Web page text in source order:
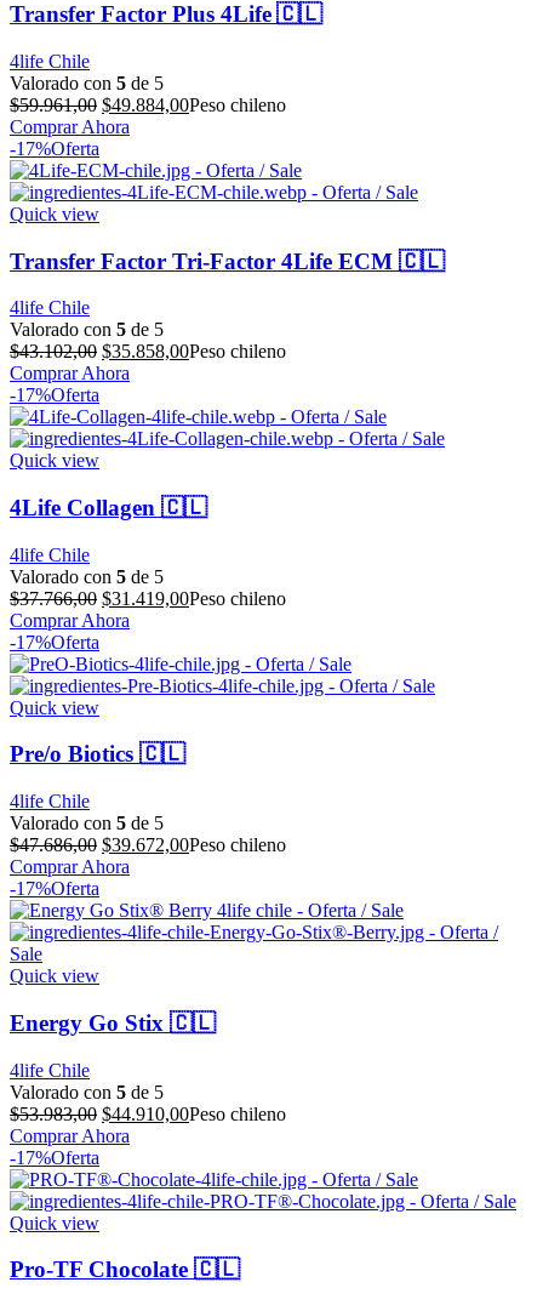
Transfer Factor Plus 4Life 🇨🇱
4life Chile
Valorado con 5 de 5
$59.961,00 El
precio
era:
$59.961,00.
$49.884,00El
es:
$49.884,00.
Peso chileno
Comprar Ahora
-17%Oferta
Quick view
Transfer Factor Tri-Factor 4Life ECM 🇨🇱
4life Chile
Valorado con 5 de 5
$43.102,00 El
precio
era:
$43.102,00.
$35.858,00El
es:
$35.858,00.
Peso chileno
Comprar Ahora
-17%Oferta
Quick view
4Life Collagen 🇨🇱
4life Chile
Valorado con 5 de 5
$37.766,00 El
precio
era:
$37.766,00.
$31.419,00El
es:
$31.419,00.
Peso chileno
Comprar Ahora
-17%Oferta
Quick view
Pre/o Biotics 🇨🇱
4life Chile
Valorado con 5 de 5
$47.686,00 El
precio
era:
$47.686,00.
$39.672,00El
es:
$39.672,00.
Peso chileno
Comprar Ahora
-17%Oferta
Quick view
Energy Go Stix 🇨🇱
4life Chile
Valorado con 5 de 5
$53.983,00 El
precio
era:
$53.983,00.
$44.910,00El
es:
$44.910,00.
Peso chileno
Comprar Ahora
-17%Oferta
Quick view
Pro-TF Chocolate 🇨🇱